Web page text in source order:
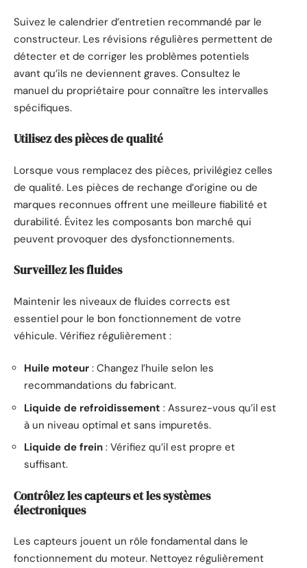
Suivez le calendrier d’entretien recommandé par le
constructeur. Les révisions régulières permettent de
détecter et de corriger les problèmes potentiels
avant qu’ils ne deviennent graves. Consultez le
manuel du propriétaire pour connaître les intervalles
spécifiques.
Utilisez des pièces de qualité
Lorsque vous remplacez des pièces, privilégiez celles
de qualité. Les pièces de rechange d’origine ou de
marques reconnues offrent une meilleure fiabilité et
durabilité. Évitez les composants bon marché qui
peuvent provoquer des dysfonctionnements.
Surveillez les fluides
Maintenir les niveaux de fluides corrects est
essentiel pour le bon fonctionnement de votre
véhicule. Vérifiez régulièrement :
Huile moteur : Changez l’huile selon les
recommandations du fabricant.
Liquide de refroidissement : Assurez-vous qu’il est
à un niveau optimal et sans impuretés.
Liquide de frein : Vérifiez qu’il est propre et
suffisant.
Contrôlez les capteurs et les systèmes
électroniques
Les capteurs jouent un rôle fondamental dans le
fonctionnement du moteur. Nettoyez régulièrement